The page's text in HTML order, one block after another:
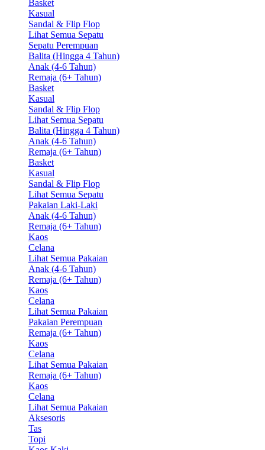
Basket
Kasual
Sandal & Flip Flop
Lihat Semua Sepatu
Sepatu Perempuan
Balita (Hingga 4 Tahun)
Anak (4-6 Tahun)
Remaja (6+ Tahun)
Basket
Kasual
Sandal & Flip Flop
Lihat Semua Sepatu
Balita (Hingga 4 Tahun)
Anak (4-6 Tahun)
Remaja (6+ Tahun)
Basket
Kasual
Sandal & Flip Flop
Lihat Semua Sepatu
Pakaian Laki-Laki
Anak (4-6 Tahun)
Remaja (6+ Tahun)
Kaos
Celana
Lihat Semua Pakaian
Anak (4-6 Tahun)
Remaja (6+ Tahun)
Kaos
Celana
Lihat Semua Pakaian
Pakaian Perempuan
Remaja (6+ Tahun)
Kaos
Celana
Lihat Semua Pakaian
Remaja (6+ Tahun)
Kaos
Celana
Lihat Semua Pakaian
Aksesoris
Tas
Topi